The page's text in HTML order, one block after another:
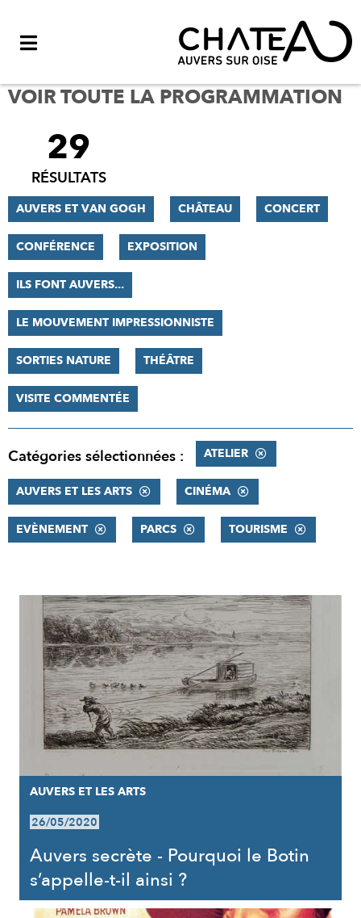
VOIR TOUTE LA PROGRAMMATION
FILTRER
RÉSULTATS
29
RÉSULTATS
AUVERS ET VAN GOGH CHÂTEAU CONCERT
CONFÉRENCE EXPOSITION
ILS FONT AUVERS...
LE MOUVEMENT IMPRESSIONNISTE
SORTIES NATURE THÉÂTRE
VISITE COMMENTÉE
Catégories sélectionnées : ATELIER
AUVERS ET LES ARTS CINÉMA
EVÈNEMENT PARCS TOURISME
RÉSULTATS
AUVERS ET LES ARTS
26/05/2020
Auvers secrète - Pourquoi le Botin
s’appelle-t-il ainsi ?